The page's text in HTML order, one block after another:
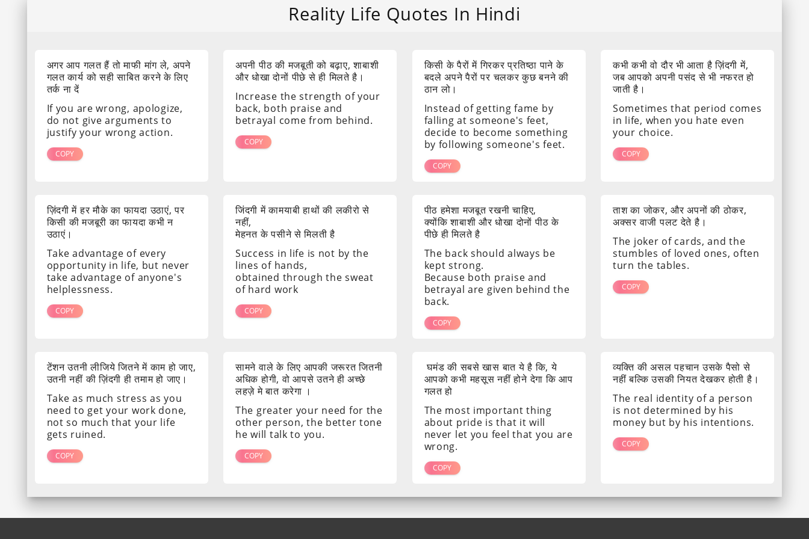
Reality Life Quotes In Hindi
अगर आप गलत हैं तो माफी मांग ले, अपने
गलत कार्य को सही साबित करने के लिए
तर्क ना दें
If you are wrong, apologize,
do not give arguments to
justify your wrong action.
COPY
अपनी पीठ की मजबूती को बढ़ाए, शाबाशी
और धोखा दोनों पीछे से ही मिलते है।
Increase the strength of your
back, both praise and
betrayal come from behind.
COPY
किसी के पैरों में गिरकर प्रतिष्ठा पाने के
बदले अपने पैरों पर चलकर कुछ बनने की
ठान लो।
Instead of getting fame by
falling at someone's feet,
decide to become something
by following someone's feet.
COPY
कभी कभी वो दौर भी आता है ज़िंदगी में,
जब आपको अपनी पसंद से भी नफरत हो
जाती है।
Sometimes that period comes
in life, when you hate even
your choice.
COPY
ज़िंदगी में हर मौके का फायदा उठाएं, पर
किसी की मजबूरी का फायदा कभी न
उठाएं।
Take advantage of every
opportunity in life, but never
take advantage of anyone's
helplessness.
COPY
जिंदगी में कामयाबी हाथों की लकीरो से
नहीं,
मेहनत के पसीने से मिलती है
Success in life is not by the
lines of hands,
obtained through the sweat
of hard work
COPY
पीठ हमेशा मजबूत रखनी चाहिए,
क्योंकि शाबाशी और धोखा दोनों पीठ के
पीछे ही मिलते है
The back should always be
kept strong.
Because both praise and
betrayal are given behind the
back.
COPY
ताश का जोकर, और अपनों की ठोकर,
अक्सर वाजी पलट देते है।
The joker of cards, and the
stumbles of loved ones, often
turn the tables.
COPY
टेंशन उतनी लीजिये जितने में काम हो जाए,
उतनी नहीं की ज़िंदगी ही तमाम हो जाए।
Take as much stress as you
need to get your work done,
not so much that your life
gets ruined.
COPY
सामने वाले के लिए आपकी जरूरत जितनी
अधिक होगी, वो आपसे उतने ही अच्छे
लहज़े मे बात करेगा ।
The greater your need for the
other person, the better tone
he will talk to you.
COPY
घमंड की सबसे खास बात ये है कि, ये
आपको कभी महसूस नहीं होने देगा कि आप
गलत हो
The most important thing
about pride is that it will
never let you feel that you are
wrong.
COPY
व्यक्ति की असल पहचान उसके पैसो से
नहीं बल्कि उसकी नियत देखकर होती है।
The real identity of a person
is not determined by his
money but by his intentions.
COPY